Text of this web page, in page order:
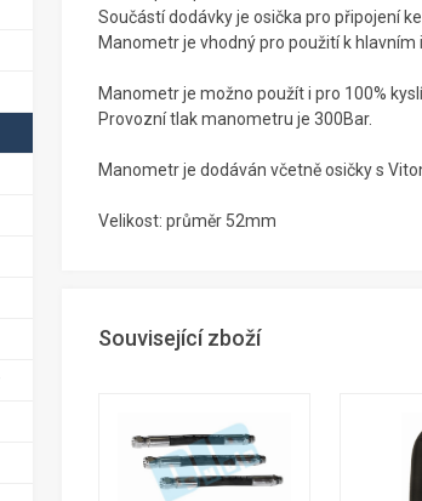
Součástí dodávky je osička pro připojení
Manometr je vhodný pro použití k hlavním
Manometr je možno použít i pro 100%
Provozní tlak manometru je 300Bar.
Manometr je dodáván včetně osičky s
Velikost: průměr 52mm
Související zboží